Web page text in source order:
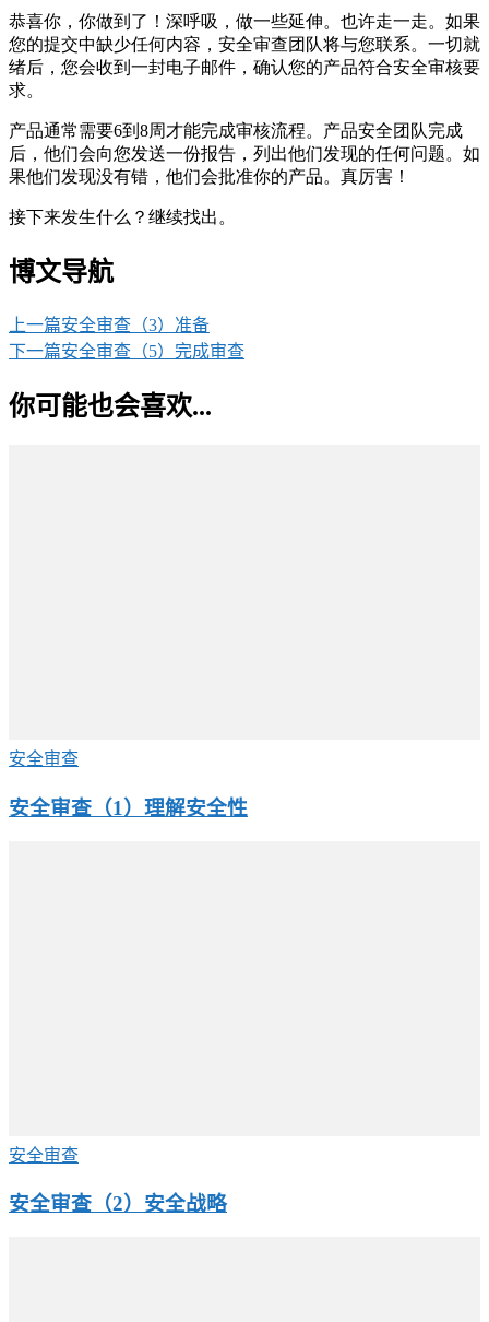
恭喜你，你做到了！深呼吸，做一些延伸。也许走一走。如果
您的提交中缺少任何内容，安全审查团队将与您联系。一切就
绪后，您会收到一封电子邮件，确认您的产品符合安全审核要
求。
产品通常需要6到8周才能完成审核流程。产品安全团队完成
后，他们会向您发送一份报告，列出他们发现的任何问题。如
果他们发现没有错，他们会批准你的产品。真厉害！
接下来发生什么？继续找出。
博文导航
上一篇安全审查（3）准备
下一篇安全审查（5）完成审查
你可能也会喜欢...
安全审查
安全审查（1）理解安全性
安全审查
安全审查（2）安全战略